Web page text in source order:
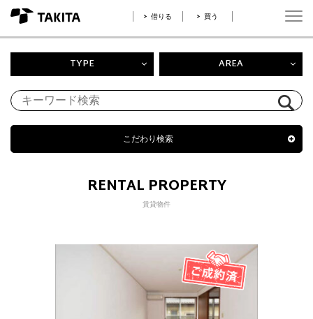
借りる 買う
TYPE AREA
こだわり検索
RENTAL PROPERTY
賃貸物件